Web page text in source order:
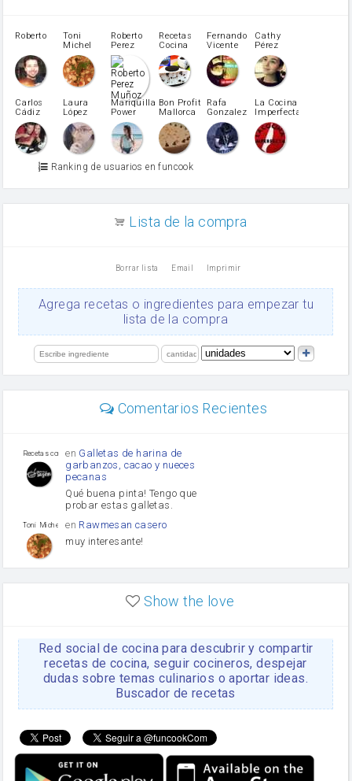
Harina para bizcocho
patatas
pimiento rojo
Pimentón
pimiento verde
miel
vino blanco
Azúcar glass
Azúcar moreno
Zumo de limón
arroz
Ajos
salsa de soja
limón
Roberto
Toni
Michel
Caubet
Roberto
Perez
Muñoz
Recetas
Cocina
Fernando
Vicente
Cathy
Pérez
Carlos
Cádiz
Laura
López
Martínez
Mariquilla
Power
Bon Profit
Mallorca
Rafa
Gonzalez
La Cocina
Imperfecta
Ranking de usuarios en funcook
Lista de la compra
Borrar lista Email Imprimir
Agrega recetas o ingredientes para empezar tu
lista de la compra
Comentarios Recientes
Recetas con sazon
en Galletas de harina de
garbanzos, cacao y nueces
pecanas
Qué buena pinta! Tengo que
probar estas galletas.
Toni Michel Caubet
en Rawmesan casero
muy interesante!
enLasaña casera fácil y
HOJALDROSA TV
enGachas de la abuela
Rosa
https://youtu.be/Mz69gcVO3sI
Rosa enReceta Del Bizcocho
Disculpa. En la foto aparece
el bizcocho de xoco y en el
apartado de los ingredientes
te has olvidado de poner la
Show the love
Red social de cocina para descubrir y compartir
recetas de cocina, seguir cocineros, despejar
dudas sobre temas culinarios o aportar ideas.
Buscador de recetas